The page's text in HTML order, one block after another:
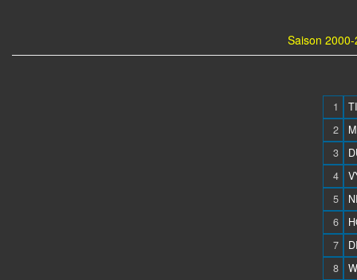
Saison
1
2
3
4
5
6
7
8